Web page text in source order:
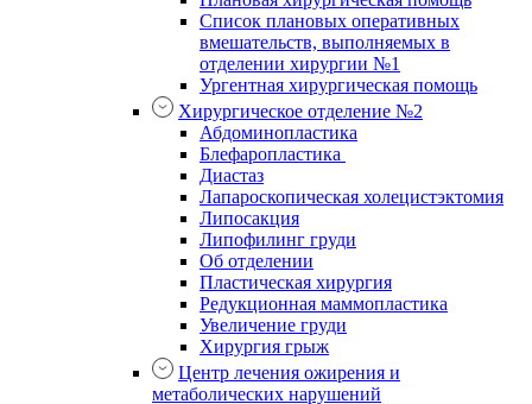
Список плановых оперативных
вмешательств, выполняемых в
отделении хирургии №1
Ургентная хирургическая помощь
Хирургическое отделение №2
Абдоминопластика
Блефаропластика
Диастаз
Лапароскопическая холецистэктомия
Липосакция
Липофилинг груди
Об отделении
Пластическая хирургия
Редукционная маммопластика
Увеличение груди
Хирургия грыж
Центр лечения ожирения и
метаболических нарушений